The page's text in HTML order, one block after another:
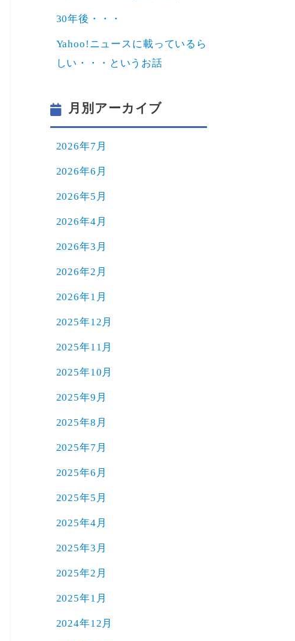
30年後・・・
Yahoo!ニュースに載っているら
しい・・・というお話
月別アーカイブ
2026年7月
2026年6月
2026年5月
2026年4月
2026年3月
2026年2月
2026年1月
2025年12月
2025年11月
2025年10月
2025年9月
2025年8月
2025年7月
2025年6月
2025年5月
2025年4月
2025年3月
2025年2月
2025年1月
2024年12月